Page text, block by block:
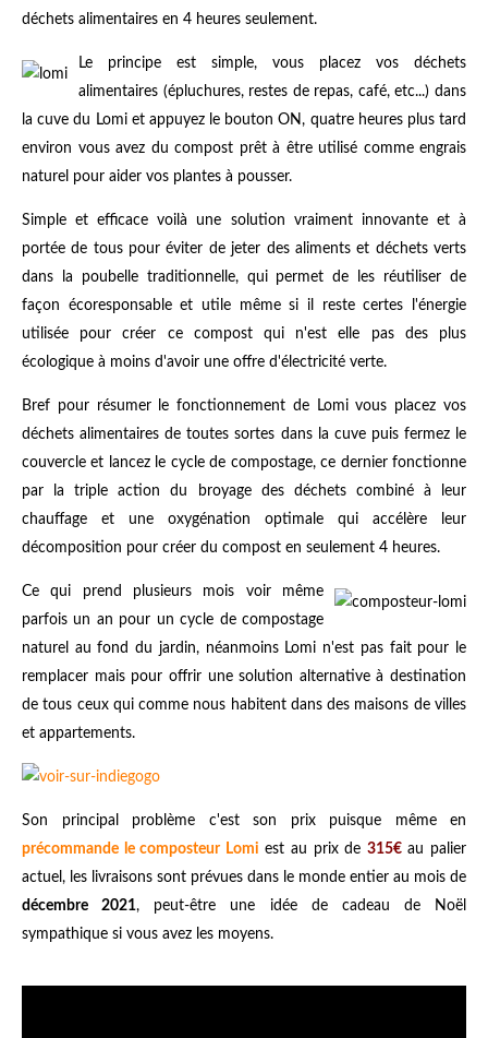
déchets alimentaires en 4 heures seulement.
Le principe est simple, vous placez vos déchets
alimentaires (épluchures, restes de repas, café, etc...) dans
la cuve du Lomi et appuyez le bouton ON, quatre heures plus tard
environ vous avez du compost prêt à être utilisé comme engrais
naturel pour aider vos plantes à pousser.
Simple et efficace voilà une solution vraiment innovante et à
portée de tous pour éviter de jeter des aliments et déchets verts
dans la poubelle traditionnelle, qui permet de les réutiliser de
façon écoresponsable et utile même si il reste certes l'énergie
utilisée pour créer ce compost qui n'est elle pas des plus
écologique à moins d'avoir une offre d'électricité verte.
Bref pour résumer le fonctionnement de Lomi vous placez vos
déchets alimentaires de toutes sortes dans la cuve puis fermez le
couvercle et lancez le cycle de compostage, ce dernier fonctionne
par la triple action du broyage des déchets combiné à leur
chauffage et une oxygénation optimale qui accélère leur
décomposition pour créer du compost en seulement 4 heures.
Ce qui prend plusieurs mois voir même
parfois un an pour un cycle de compostage
naturel au fond du jardin, néanmoins Lomi n'est pas fait pour le
remplacer mais pour offrir une solution alternative à destination
de tous ceux qui comme nous habitent dans des maisons de villes
et appartements.
Son principal problème c'est son prix puisque même en
précommande le composteur Lomi est au prix de 315€au palier
actuel, les livraisons sont prévues dans le monde entier au mois de
décembre 2021, peut-être une idée de cadeau de Noël
sympathique si vous avez les moyens.